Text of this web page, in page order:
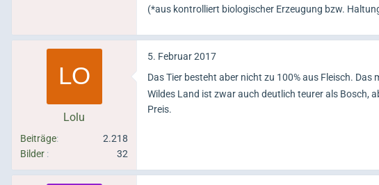
(*aus kontrolliert biologischer Erzeugung bzw.
Lolu
Beiträge
2.218
Bilder
32
5. Februar 2017
Das Tier besteht aber nicht zu 100% aus Fleisch. Das
Wildes Land ist zwar auch deutlich teurer als Bosch,
Preis.